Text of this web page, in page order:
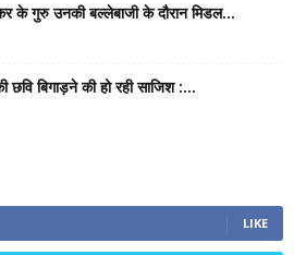
के गुरु उनकी बल्लेबाजी के दौरान मिडल...
छवि बिगाड़ने की हो रही साजिश :...
LIKE